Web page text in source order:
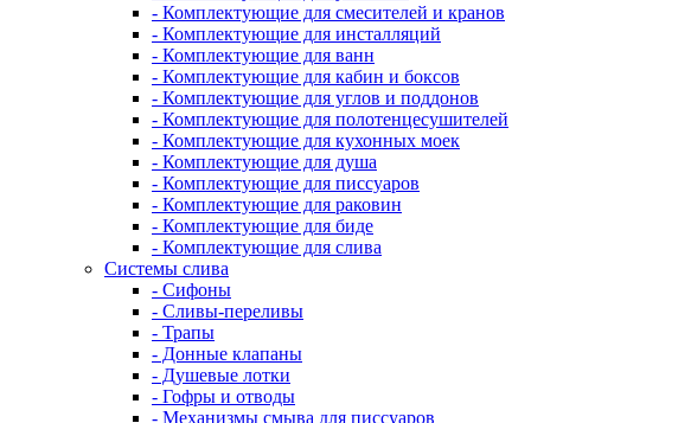
- Комплектующие для смесителей и кранов
- Комплектующие для инсталляций
- Комплектующие для ванн
- Комплектующие для кабин и боксов
- Комплектующие для углов и поддонов
- Комплектующие для полотенцесушителей
- Комплектующие для кухонных моек
- Комплектующие для душа
- Комплектующие для писсуаров
- Комплектующие для раковин
- Комплектующие для биде
- Комплектующие для слива
Системы слива
- Сифоны
- Сливы-переливы
- Трапы
- Донные клапаны
- Душевые лотки
- Гофры и отводы
- Механизмы смыва для писсуаров